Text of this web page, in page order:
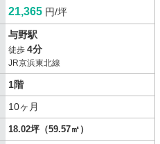
21,365 円/坪
与野駅
徒歩 4分
JR京浜東北線
1階
10ヶ月
18.02坪（59.57㎡）